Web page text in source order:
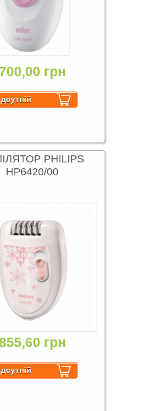
700,00 грн
PHILIPS
HP6420/00
грн